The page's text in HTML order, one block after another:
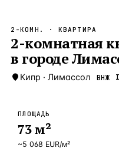
Новороссийск —
Стамбул —Локация
Анталия
ЧАСТО ИЩУТ
Турция
2-КОМН. · КВАРТИРА
2-комнатная
в городе
Кипр · Лимассол ВНЖ
ПЛОЩАДЬ
73м²
~5 068 EUR/м²